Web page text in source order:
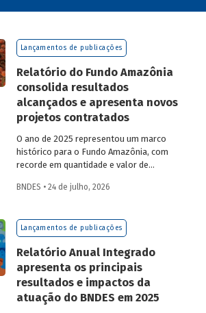
Lançamentos de publicações
Relatório do Fundo Amazônia
consolida resultados
alcançados e apresenta novos
projetos contratados
O ano de 2025 representou um marco
histórico para o Fundo Amazônia, com
recorde em quantidade e valor de
desembolsos: foram 22 operações
bilhões, além de R$ 387 milhões
desembolsados. Ainda no período, foram
BNDES • 24 de julho, 2026
Lançamentos de publicações
Relatório Anual Integrado
apresenta os principais
resultados e impactos da
atuação do BNDES em 2025